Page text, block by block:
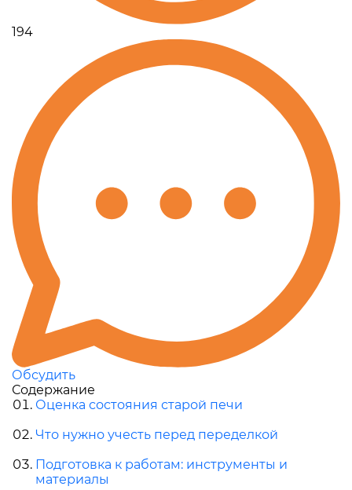
194
Обсудить
Содержание
Оценка состояния старой печи
Что нужно учесть перед переделкой
Подготовка к работам: инструменты и
материалы